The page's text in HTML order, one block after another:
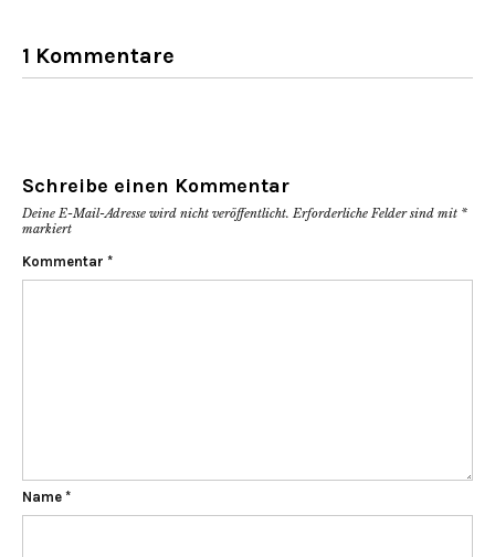
1 Kommentare
Schreibe einen Kommentar
Deine E-Mail-Adresse wird nicht veröffentlicht. Erforderliche Felder sind mit *
markiert
Kommentar *
Name *